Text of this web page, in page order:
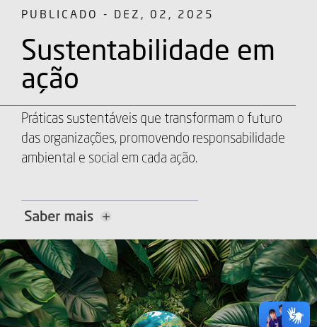
PUBLICADO - DEZ, 02, 2025
Sustentabilidade em
ação
Práticas sustentáveis que transformam o futuro
das organizações, promovendo responsabilidade
ambiental e social em cada ação.